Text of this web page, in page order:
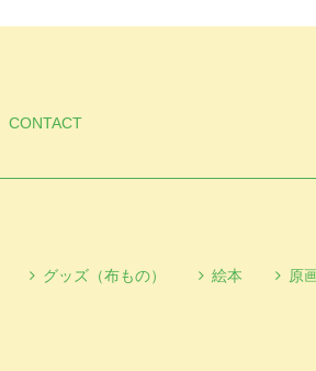
CONTACT
グッズ（布もの） 絵本 原